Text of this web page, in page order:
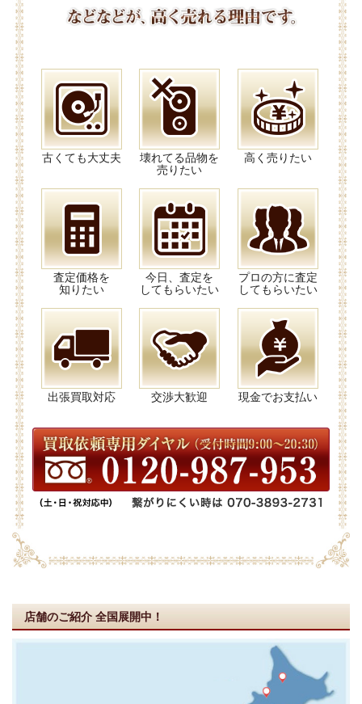
古くても大丈夫
壊れてる品物を
売りたい
高く売りたい
査定価格を
知りたい
今日、査定を
してもらいたい
プロの方に査定
してもらいたい
出張買取対応 交渉大歓迎 現金でお支払い
店舗のご紹介 全国展開中！